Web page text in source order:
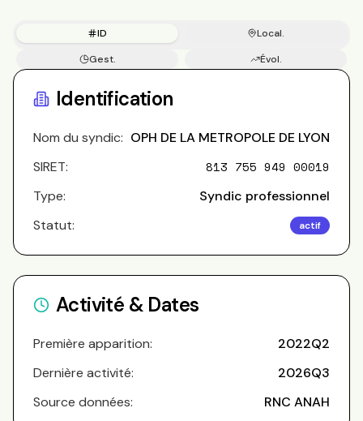
ID
Local.
Gest.
Évol.
Identification
Nom du syndic: OPH DE LA METROPOLE DE LYON
SIRET:
813 755 949 00019
Type:
Syndic professionnel
Statut:
actif
Activité & Dates
Première apparition:
2022Q2
Dernière activité:
2026Q3
Source données:
RNC ANAH